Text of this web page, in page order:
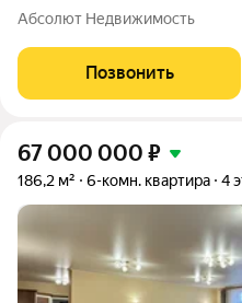
107,1 кв. м, этаж 17 из 17. Срок
дома - монолитный. ТОЛЬКО
условия на приобретение
Абсолют Недвижимость
Позвонить
67 000 000 ₽
186,2 м² 6-комн. квартира 4